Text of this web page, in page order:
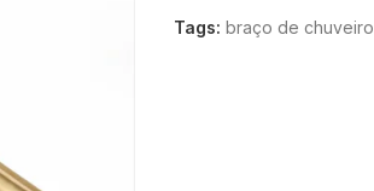
Tags: braço de chuveiro